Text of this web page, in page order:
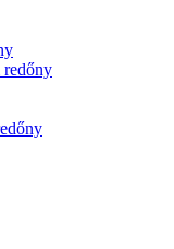
redőny